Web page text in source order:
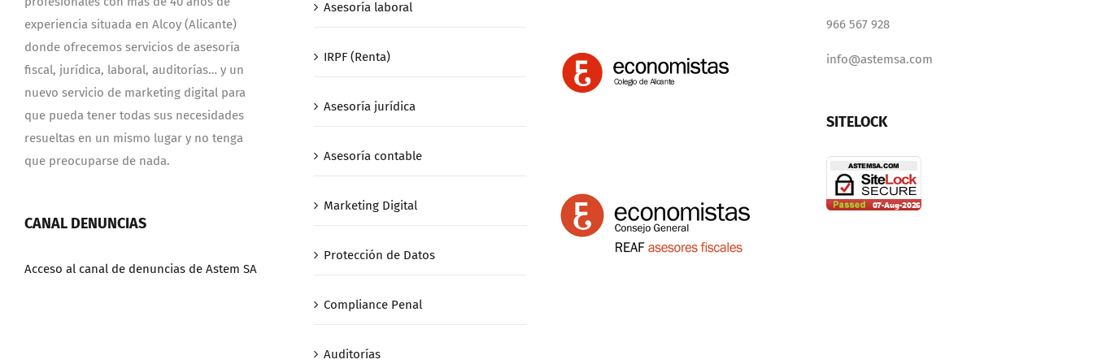
la
Renta
experiencia situada en Alcoy (Alicante)
donde ofrecemos servicios de asesoría
fiscal, jurídica, laboral, auditorías… y un
nuevo servicio de marketing digital para
que pueda tener todas sus necesidades
resueltas en un mismo lugar y no tenga
que preocuparse de nada.
CANAL DENUNCIAS
Acceso al canal de denuncias de Astem SA
Asesoría laboral
IRPF (Renta)
Asesoría jurídica
Asesoría contable
Marketing Digital
Protección de Datos
Compliance Penal
Auditorías
966 567 928
info@astemsa.com
SITELOCK